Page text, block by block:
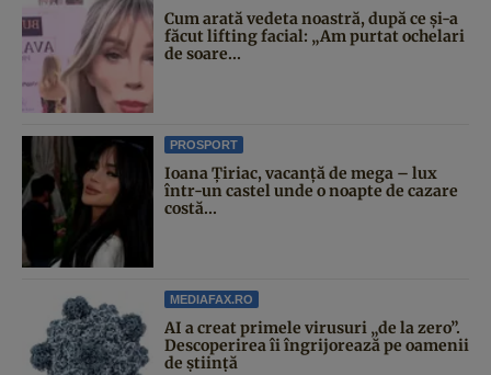
Cum arată vedeta noastră, după ce și-a
făcut lifting facial: „Am purtat ochelari
de soare...
PROSPORT
Ioana Țiriac, vacanță de mega – lux
într-un castel unde o noapte de cazare
costă...
MEDIAFAX.RO
AI a creat primele virusuri „de la zero”.
Descoperirea îi îngrijorează pe oamenii
de știință